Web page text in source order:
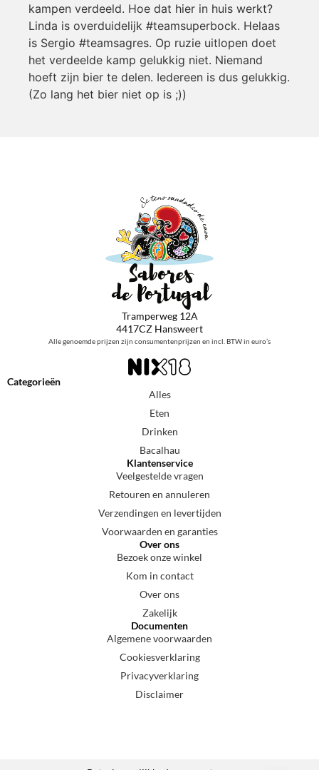
kampen verdeeld. Hoe dat hier in huis werkt?
Linda is overduidelijk #teamsuperbock. Helaas
is Sergio #teamsagres. Op ruzie uitlopen doet
het verdeelde kamp gelukkig niet. Niemand
hoeft zijn bier te delen. Iedereen is dus gelukkig.
(Zo lang het bier niet op is ;))
Tramperweg 12A
4417CZ Hansweert
Alle genoemde prijzen zijn consumentenprijzen en incl. BTW in euro’s
Categorieën
Alles
Eten
Drinken
Bacalhau
Klantenservice
Veelgestelde vragen
Retouren en annuleren
Verzendingen en levertijden
Voorwaarden en garanties
Over ons
Bezoek onze winkel
Kom in contact
Over ons
Zakelijk
Documenten
Algemene voorwaarden
Cookiesverklaring
Privacyverklaring
Disclaimer